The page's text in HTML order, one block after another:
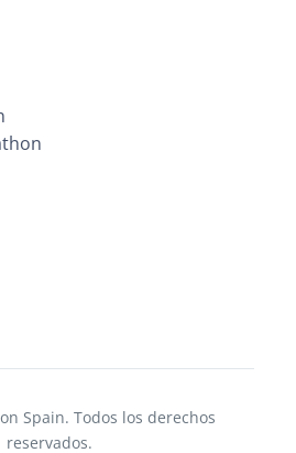
Spain. Todos los derechos
reservados.